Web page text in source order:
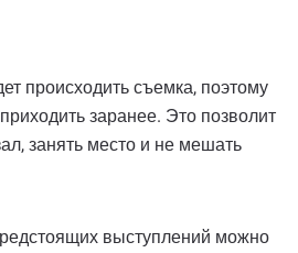
происходить съемка, поэтому
заранее. Это позволит
занять место и не мешать
выступлений можно